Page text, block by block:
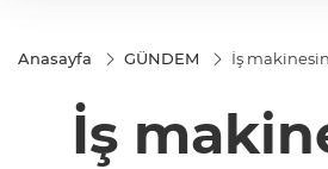
Anasayfa GÜNDEM İş
İş